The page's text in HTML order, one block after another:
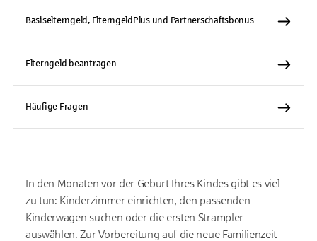
Basiselterngeld, ElterngeldPlus und Partnerschaftsbonus
Elterngeld beantragen
Häufige Fragen
In den Monaten vor der Geburt Ihres Kindes gibt es viel
zu tun: Kinderzimmer einrichten, den passenden
Kinderwagen suchen oder die ersten Strampler
auswählen. Zur Vorbereitung auf die neue Familienzeit